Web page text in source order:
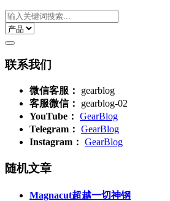
联系我们
微信客服：
gearblog
客服微信：
gearblog-02
YouTube： GearBlog
Telegram： GearBlog
Instagram： GearBlog
随机文章
Magnacut超越一切神钢